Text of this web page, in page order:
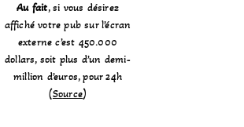
Au fait, si vous désirez
affiché votre pub sur l’écran
externe c’est 450.000
dollars, soit plus d’un demi-
million d’euros, pour 24h
(Source)